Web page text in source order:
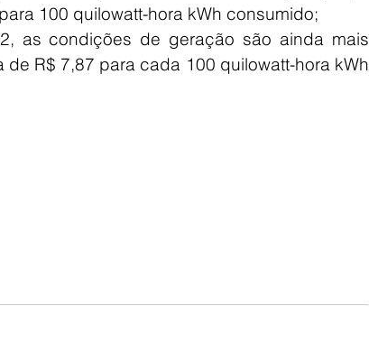
100 quilowatt-hora kWh consumido;
as condições de geração são ainda mais
R$ 7,87 para cada 100 quilowatt-hora kWh